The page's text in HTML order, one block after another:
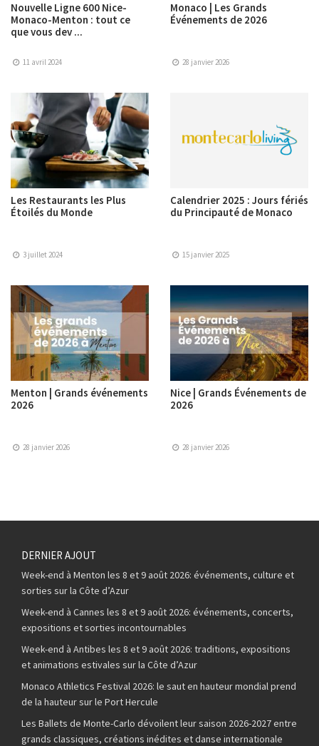
Nouvelle Ligne 600 Nice-
Monaco-Menton : tout ce
que vous dev ...
11 avril 2024
Monaco | Les Grands
Événements de 2026
28 janvier 2026
Les Restaurants les Plus
Étoilés du Monde
3 juillet 2024
Calendrier 2025 : Jours fériés
du Principauté de Monaco
15 janvier 2025
Menton | Grands événements
2026
28 janvier 2026
Nice | Grands Événements de
2026
28 janvier 2026
DERNIER AJOUT
Week-end à Menton les 8 et 9 août 2026: événements, culture et
sorties sur la Côte d’Azur
Week-end à Cannes les 8 et 9 août 2026: événements, concerts,
expositions et sorties incontournables
Week-end à Antibes les 8 et 9 août 2026: traditions, expositions
et animations estivales sur la Côte d’Azur
Monaco Athletics Festival 2026: le saut en hauteur mondial prend
de la hauteur sur le Port Hercule
Les Ballets de Monte-Carlo dévoilent leur saison 2026-2027 entre
grands classiques, créations inédites et danse internationale